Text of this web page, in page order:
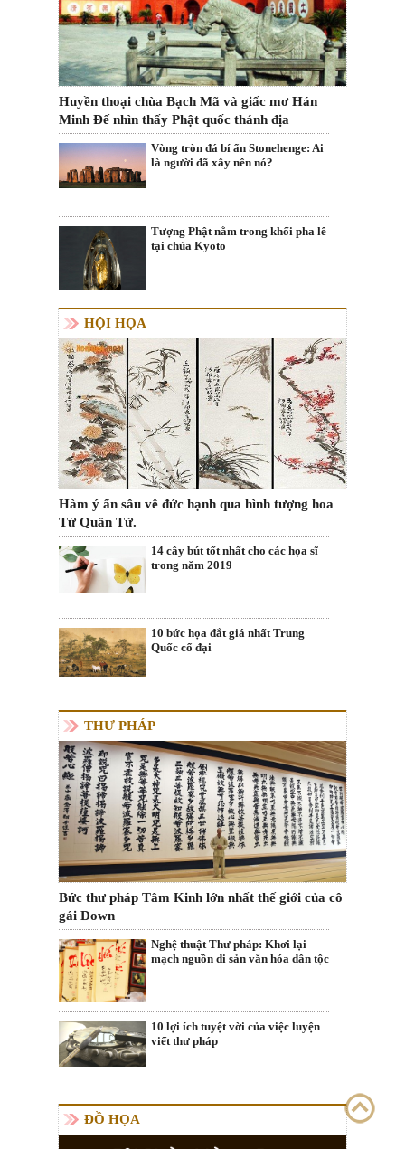
Huyền thoại chùa Bạch Mã và giấc mơ Hán
Minh Đế nhìn thấy Phật quốc thánh địa
Vòng tròn đá bí ẩn Stonehenge: Ai
là người đã xây nên nó?
Tượng Phật nằm trong khối pha lê
tại chùa Kyoto
HỘI HỌA
Hàm ý ẩn sâu vê đức hạnh qua hình tượng hoa
Tứ Quân Tử.
14 cây bút tốt nhất cho các họa sĩ
trong năm 2019
10 bức họa đắt giá nhất Trung
Quốc cổ đại
THƯ PHÁP
Bức thư pháp Tâm Kinh lớn nhất thế giới của cô
gái Down
Nghệ thuật Thư pháp: Khơi lại
mạch nguồn di sản văn hóa dân tộc
10 lợi ích tuyệt vời của việc luyện
viết thư pháp
ĐỒ HỌA